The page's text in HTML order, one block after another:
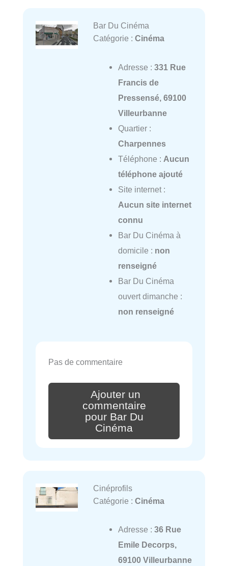
Bar Du Cinéma
Catégorie : Cinéma
Adresse : 331 Rue
Francis de
Pressensé, 69100
Villeurbanne
Quartier :
Charpennes
Téléphone : Aucun
téléphone ajouté
Site internet :
Aucun site internet
connu
Bar Du Cinéma à
domicile : non
renseigné
Bar Du Cinéma
ouvert dimanche :
non renseigné
Pas de commentaire
Ajouter un
commentaire
pour Bar Du
Cinéma
Cinéprofils
Catégorie : Cinéma
Adresse : 36 Rue
Emile Decorps,
69100 Villeurbanne